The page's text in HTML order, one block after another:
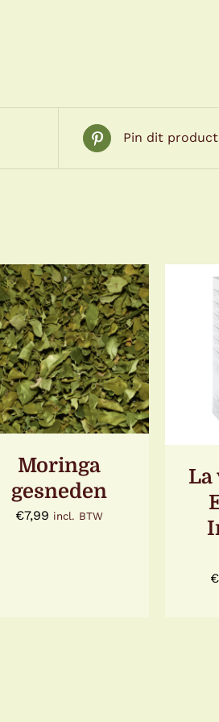
Pin dit product
TOEVOEGEN AAN
WINKELWAGEN
/
DETAILS
Moringa
gesneden
€7,99 incl. BTW
La
€